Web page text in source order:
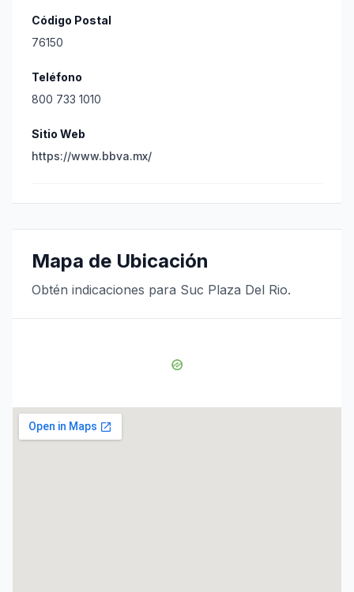
Código Postal
76150
Teléfono
800 733 1010
Sitio Web
https://www.bbva.mx/
Mapa de Ubicación
Obtén indicaciones para Suc Plaza Del Rio.